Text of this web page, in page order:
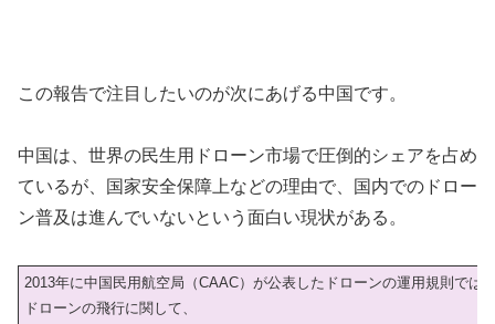
この報告で注目したいのが次にあげる中国です。
中国は、世界の民生用ドローン市場で圧倒的シェアを占め
ているが、国家安全保障上などの理由で、国内でのドロー
ン普及は進んでいないという面白い現状がある。
2013年に中国民用航空局（CAAC）が公表したドローンの運用規則では
ドローンの飛行に関して、